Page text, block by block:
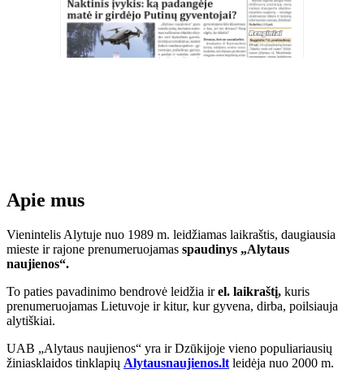
Apie mus
Vienintelis Alytuje nuo 1989 m. leidžiamas laikraštis, daugiausia
mieste ir rajone prenumeruojamas spaudinys „Alytaus
naujienos“.
To paties pavadinimo bendrovė leidžia irel. laikraštį, kuris
prenumeruojamas Lietuvoje ir kitur, kur gyvena, dirba, poilsiauja
alytiškiai.
UAB „Alytaus naujienos“ yra ir Dzūkijoje vieno populiariausių
žiniasklaidos tinklapių Alytausnaujienos.lt leidėja nuo 2000 m.